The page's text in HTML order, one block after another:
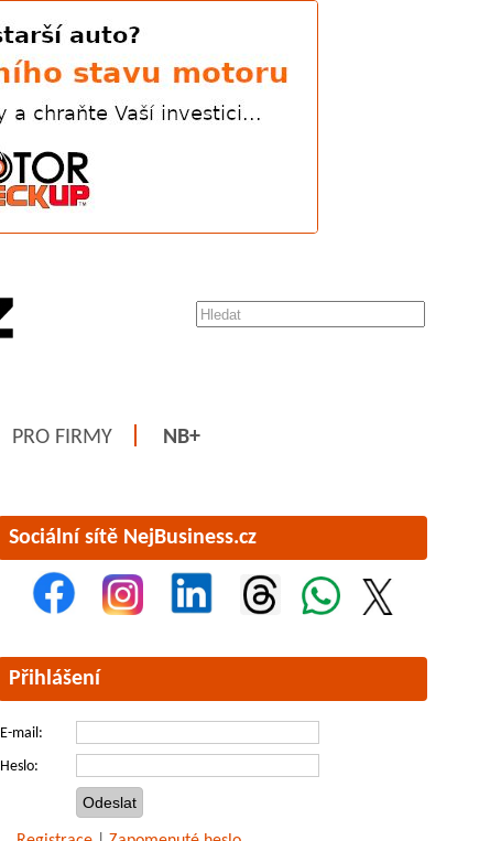
PRO FIRMY NB+
Sociální sítě NejBusiness.cz
Přihlášení
E-mail:
Heslo: